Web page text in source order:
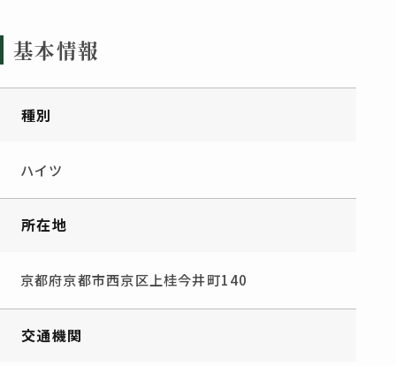
基本情報
種別
ハイツ
所在地
京都府京都市西京区上桂今井町140
交通機関